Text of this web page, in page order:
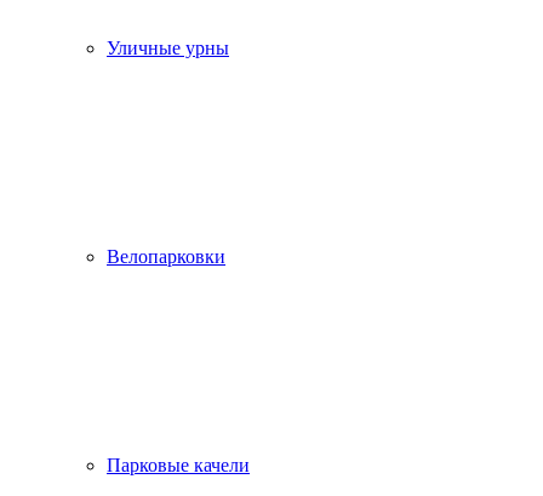
Уличные урны
Велопарковки
Парковые качели